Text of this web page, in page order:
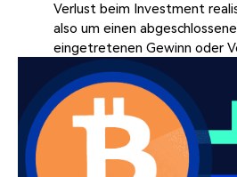
Verlust beim Investment
also um einen
eingetretenen Gewinn oder